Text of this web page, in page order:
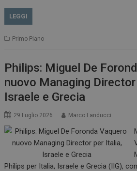
LEGGI
Primo Piano
Philips: Miguel De
nuovo Managing
Israele e Grecia
29 Luglio 2026 Marco Landucci
Philips per Italia, Israele e Grecia (IIG),